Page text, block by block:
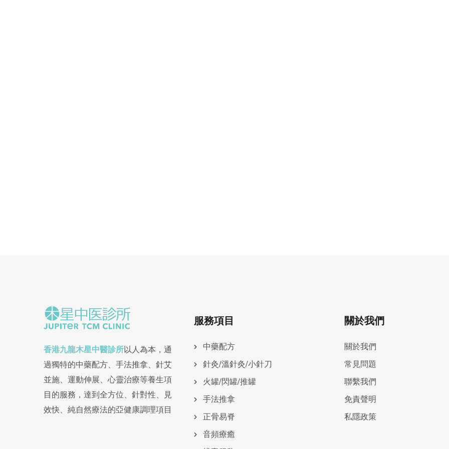
香港九龍木星中醫診所以人為本，通
過獨特的中藥配方、手法推拿、針艾
並施、運動伸展、心靈治療等養生項
目的服務，達到全方位、針對性、見
效快、純自然療法的亞健康調理項目
服務項目
中藥配方
針灸/溫針灸/小針刀
火罐/閃罐/推罐
手法推拿
正骨易脊
⾳頻療癒
關於我們
關於我們
常見問題
聯繫我們
免責聲明
私隱政策